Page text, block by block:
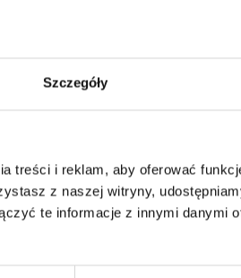
Szczegóły
treści i reklam, aby oferować
z naszej witryny,
te informacje z innymi danymi
NA GORĄCE
71,24€
85,49 €brutto